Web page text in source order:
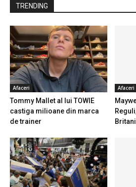
TRENDING
Afaceri
Tommy Mallet al lui TOWIE
castiga milioane din marca
de trainer
Afaceri